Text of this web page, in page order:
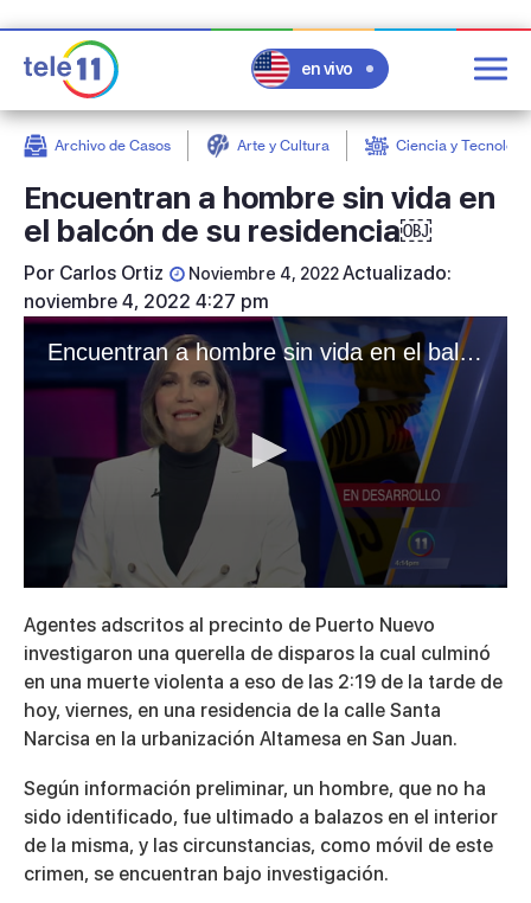
en vivo
Archivo de Casos Arte y Cultura Ciencia y
Encuentran a hombre sin vida en
el balcón de su residencia￼
Por Carlos Ortiz Noviembre 4, 2022Actualizado:
noviembre 4, 2022 4:27 pm
Encuentran a hombre sin vida en el balcón de su residencia
seconds
of
2
32
seconds
Agentes adscritos al precinto de Puerto Nuevo
investigaron una querella de disparos la cual culminó
en una muerte violenta a eso de las 2:19 de la tarde de
hoy, viernes, en una residencia de la calle Santa
Narcisa en la urbanización Altamesa en San Juan.
Según información preliminar, un hombre, que no ha
sido identificado, fue ultimado a balazos en el interior
de la misma, y las circunstancias, como móvil de este
crimen, se encuentran bajo investigación.
post